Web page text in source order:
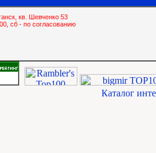
кв. Шевченко 53
сб - по согласованию
Каталог